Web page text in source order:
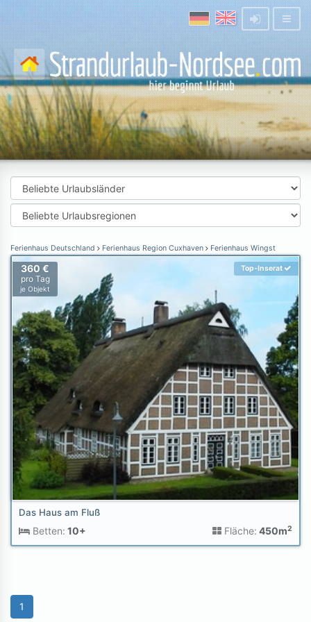
Ferienhaus Deutschland Ferienhaus Region Cuxhaven Ferienhaus Wingst
360 €
pro Tag
je Objekt
Top-Inserat
Das Haus am Fluß
Betten: 10+ Fläche: 450m2
1